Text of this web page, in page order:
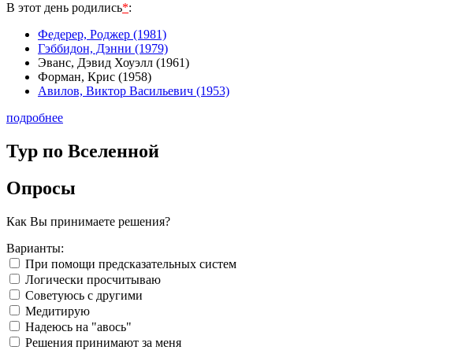
В этот день родились*:
Федерер, Роджер (1981)
Гэббидон, Дэнни (1979)
Эванс, Дэвид Хоуэлл (1961)
Форман, Крис (1958)
Авилов, Виктор Васильевич (1953)
подробнее
Тур по Вселенной
Опросы
Как Вы принимаете решения?
Варианты:
При помощи предсказательных систем
Логически просчитываю
Советуюсь с другими
Медитирую
Надеюсь на "авось"
Решения принимают за меня